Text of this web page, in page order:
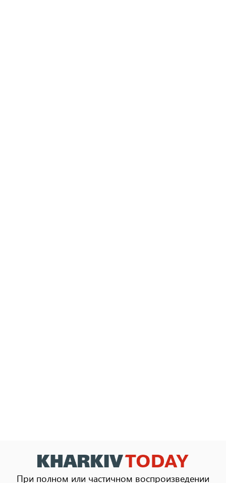
При полном или частичном воспроизведении